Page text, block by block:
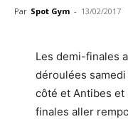
Par Spot Gym - 13/02/2017
Les demi-finales
déroulées samedi
côté et Antibes et
finales aller